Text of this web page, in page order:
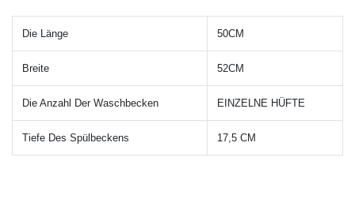
Die Länge 50CM
Breite 52CM
Die Anzahl Der Waschbecken EINZELNE HÜFTE
Tiefe Des Spülbeckens 17,5 CM